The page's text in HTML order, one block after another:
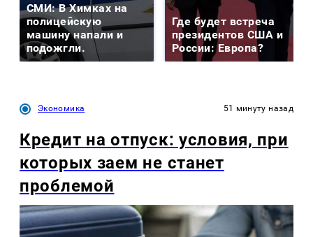
СМИ: В Химках на
полицейскую
машину напали и
подожгли.
Где будет встреча
президентов США и
России: Европа?
Экономика 51 минуту назад
Кредит на отпуск: условия, при
которых заем не станет
проблемой